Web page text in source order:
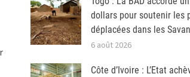
dollars pour soutenir les
déplacées dans les
6 août 2026
Côte d’Ivoire : L’Etat